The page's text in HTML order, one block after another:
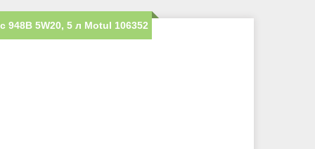
5W20, 5 л Motul 106352